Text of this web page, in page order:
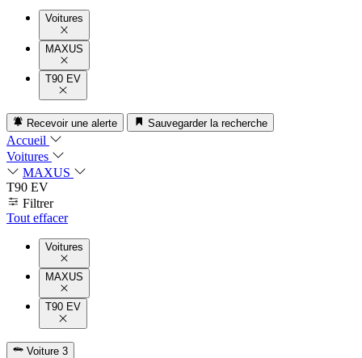
Voitures
MAXUS
T90 EV
Recevoir une alerte Sauvegarder la recherche
Accueil
Voitures
MAXUS
T90 EV
Filtrer
Tout effacer
Voitures
MAXUS
T90 EV
Voiture 3